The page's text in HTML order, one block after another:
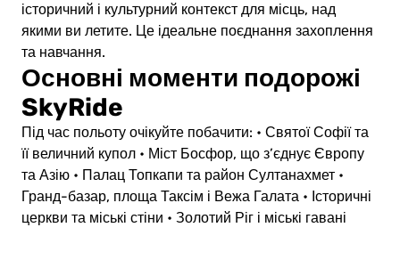
історичний і культурний контекст для місць, над
якими ви летите. Це ідеальне поєднання захоплення
та навчання.
Основні моменти подорожі
SkyRide
Під час польоту очікуйте побачити: • Святої Софії та
її величний купол • Міст Босфор, що з’єднує Європу
та Азію • Палац Топкапи та район Султанахмет •
Гранд-базар, площа Таксім і Вежа Галата • Історичні
церкви та міські стіни • Золотий Ріг і міські гавані